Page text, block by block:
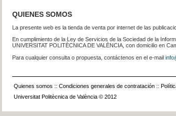
QUIENES SOMOS
La presente web es la tienda de venta por internet de las
En cumplimiento de la Ley de Servicios de la Sociedad de la
UNIVERSITAT POLITÈCNICA DE VALÈNCIA, con domicilio en
Para cualquier consulta o propuesta, contáctenos en el e-mail
Quienes somos :: Condiciones generales de contratación ::
Universitat Politècnica de València © 2012